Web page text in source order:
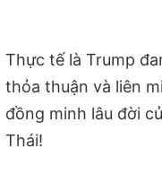
Thực tế là Trump
thỏa thuận và liên
đồng minh lâu đời
Thái!